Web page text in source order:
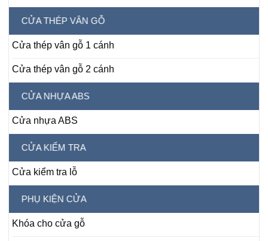
CỬA THÉP VÂN GỖ
Cửa thép vân gỗ 1 cánh
Cửa thép vân gỗ 2 cánh
CỬA NHỰA ABS
Cửa nhựa ABS
CỬA KIỂM TRA
Cửa kiểm tra lỗ
PHỤ KIỆN CỬA
Khóa cho cửa gỗ